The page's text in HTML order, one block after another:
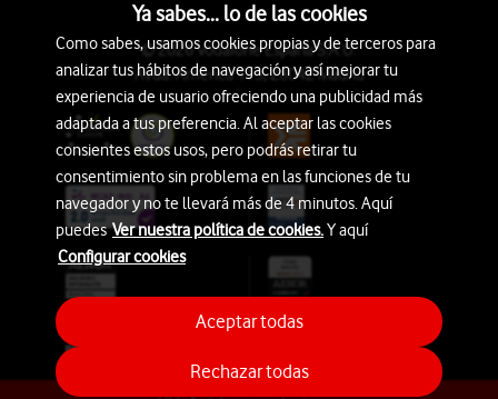
© 2026 Vodafone España S.A.U.
Avda. América 115, 28042 Madrid
Ya sabes... lo de las cookies
Como sabes, usamos cookies propias y de terceros para
analizar tus hábitos de navegación y así mejorar tu
experiencia de usuario ofreciendo una publicidad más
adaptada a tus preferencia. Al aceptar las cookies
consientes estos usos, pero podrás retirar tu
consentimiento sin problema en las funciones de tu
navegador y no te llevará más de 4 minutos. Aquí
puedesVer nuestra política de cookies.Y aquí
Configurar cookies
Rechazar todas
Aceptar todas